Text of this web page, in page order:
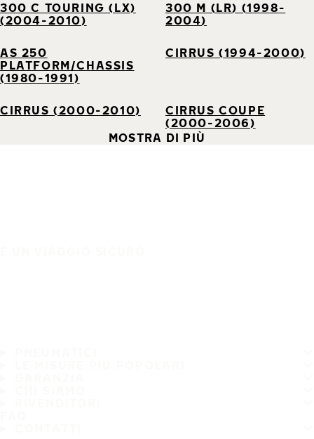
300 C TOURING (LX)
(2004-2010)
300 M (LR) (1998-
2004)
AS 250
PLATFORM/CHASSIS
(1980-1991)
CIRRUS (1994-2000)
CIRRUS (2000-2010)
CIRRUS COUPE
(2000-2006)
MOSTRA DI PIÙ